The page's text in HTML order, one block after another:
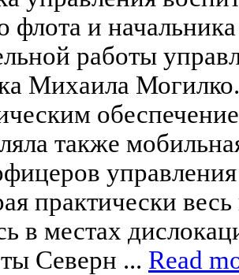
флота и
работы
Михаила
также
практически
в местах
Северн ... Read